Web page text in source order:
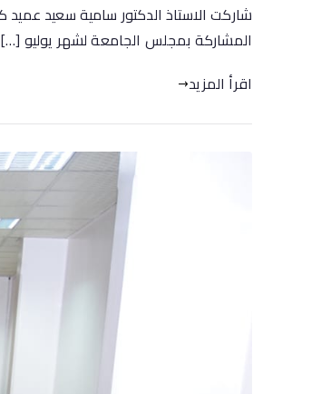
المشاركة بمجلس الجامعة لشهر يوليو […]
اقرأ المزيد